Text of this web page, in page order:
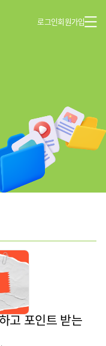
로그인회원가입
고 포인트 받는